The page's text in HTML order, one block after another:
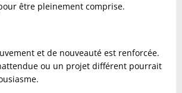
être pleinement comprise.
et de nouveauté est renforcée.
ou un projet différent pourrait